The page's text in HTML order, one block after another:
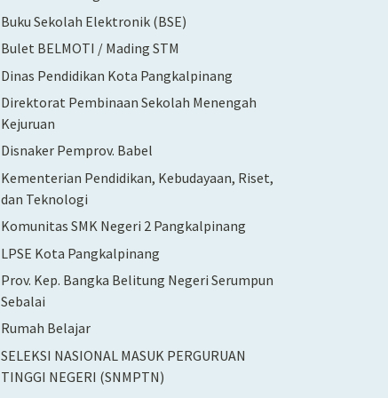
Buku Sekolah Elektronik (BSE)
Bulet BELMOTI / Mading STM
Dinas Pendidikan Kota Pangkalpinang
Direktorat Pembinaan Sekolah Menengah
Kejuruan
Disnaker Pemprov. Babel
Kementerian Pendidikan, Kebudayaan, Riset,
dan Teknologi
Komunitas SMK Negeri 2 Pangkalpinang
LPSE Kota Pangkalpinang
Prov. Kep. Bangka Belitung Negeri Serumpun
Sebalai
Rumah Belajar
SELEKSI NASIONAL MASUK PERGURUAN
TINGGI NEGERI (SNMPTN)